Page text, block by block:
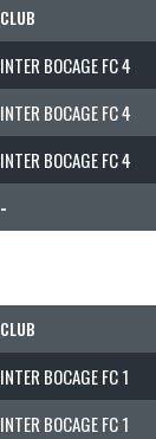
CLUB
INTER BOCAGE FC 4
INTER BOCAGE FC 4
INTER BOCAGE FC 4
-
CLUB
INTER BOCAGE FC 1
INTER BOCAGE FC 1